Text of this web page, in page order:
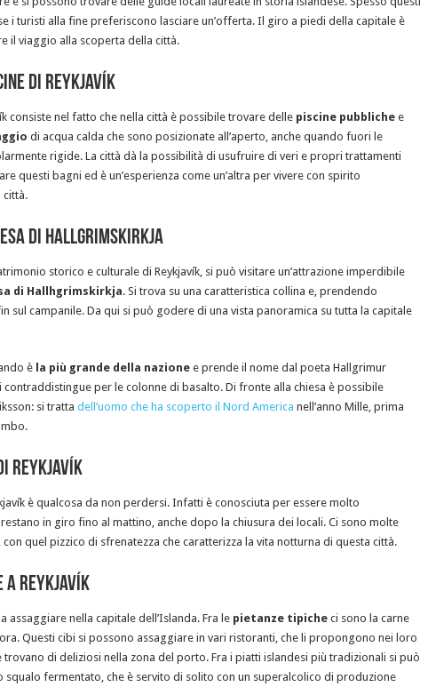
i turisti alla fine preferiscono lasciare un’offerta. Il giro a piedi della capitale è
il viaggio alla scoperta della città.
di Reykjavík
consiste nel fatto che nella città è possibile trovare delle piscine pubbliche e
di acqua calda che sono posizionate all’aperto, anche quando fuori le
rigide. La città dà la possibilità di usufruire di veri e propri trattamenti
questi bagni ed è un’esperienza come un’altra per vivere con spirito
città.
di Hallgrimskirkja
storico e culturale di Reykjavík, si può visitare un’attrazione imperdibile
di Hallhgrimskirkja. Si trova su una caratteristica collina e, prendendo
sul campanile. Da qui si può godere di una vista panoramica su tutta la capitale
è la più grande della nazione e prende il nome dal poeta Hallgrimur
contraddistingue per le colonne di basalto. Di fronte alla chiesa è possibile
si tratta dell’uomo che ha scoperto il Nord America nell’anno Mille, prima
Reykjavík
è qualcosa da non perdersi. Infatti è conosciuta per essere molto
in giro fino al mattino, anche dopo la chiusura dei locali. Ci sono molte
quel pizzico di sfrenatezza che caratterizza la vita notturna di questa città.
a Reykjavík
assaggiare nella capitale dell’Islanda. Fra le pietanze tipiche ci sono la carne
Questi cibi si possono assaggiare in vari ristoranti, che li propongono nei loro
trovano di deliziosi nella zona del porto. Fra i piatti islandesi più tradizionali si può
squalo fermentato, che è servito di solito con un superalcolico di produzione